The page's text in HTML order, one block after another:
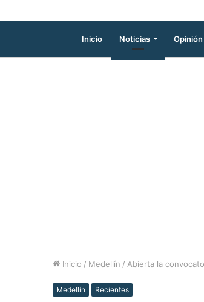
Inicio Noticias Opinión
Inicio / Medellín / Abierta la
Medellín Recientes